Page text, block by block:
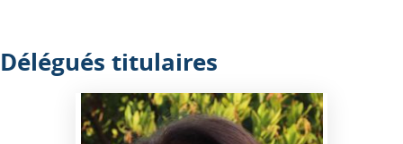
Délégués titulaires